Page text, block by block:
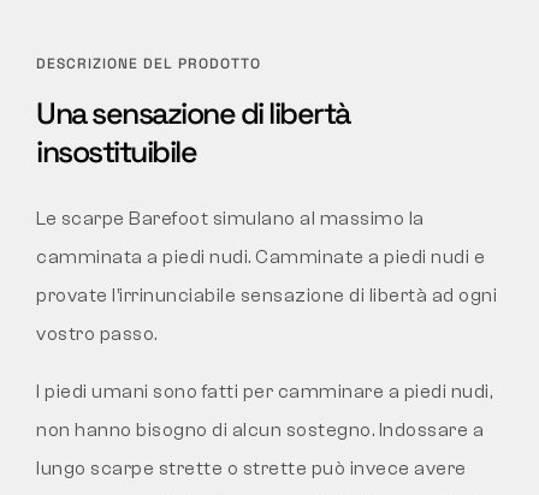
DESCRIZIONE DEL PRODOTTO
Una sensazione di libertà
insostituibile
Le scarpe Barefoot simulano al massimo la
camminata a piedi nudi. Camminate a piedi nudi e
provate l’irrinunciabile sensazione di libertà ad ogni
vostro passo.
I piedi umani sono fatti per camminare a piedi nudi,
non hanno bisogno di alcun sostegno. Indossare a
lungo scarpe strette o strette può invece avere